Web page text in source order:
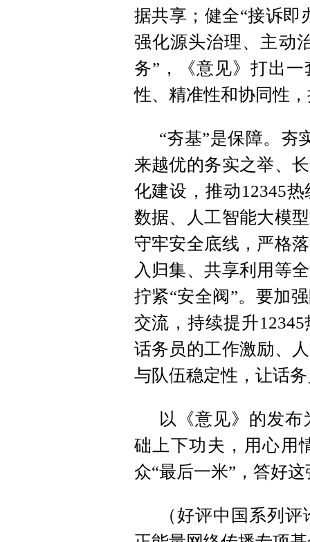
据共享；健全“接诉即
强化源头治理、主动
务”，《意见》打出
性、精准性和协同性
“夯基”是保障。夯
来越优的务实之举、
化建设，推动12345
数据、人工智能大模
守牢安全底线，严格
入归集、共享利用等
拧紧“安全阀”。要加
交流，持续提升
话务员的工作激励、
与队伍稳定性，让话
以《意见》的发
础上下功夫，用心用
众“最后一米”，答好
（好评中国系列